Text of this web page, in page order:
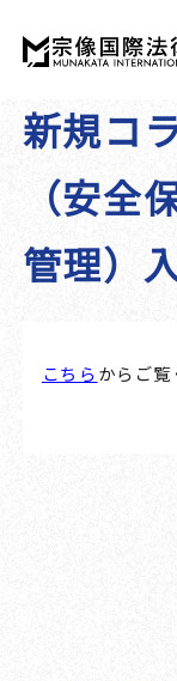
新規コ
（安全
管理）
こちらからご覧